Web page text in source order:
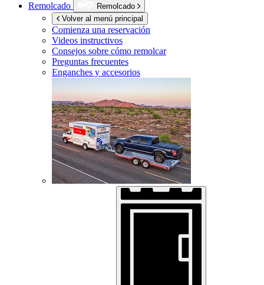
Remolcado
Remolcado
Volver al menú principal
Comienza una reservación
Videos instructivos
Consejos sobre cómo remolcar
Preguntas frecuentes
Enganches y accesorios